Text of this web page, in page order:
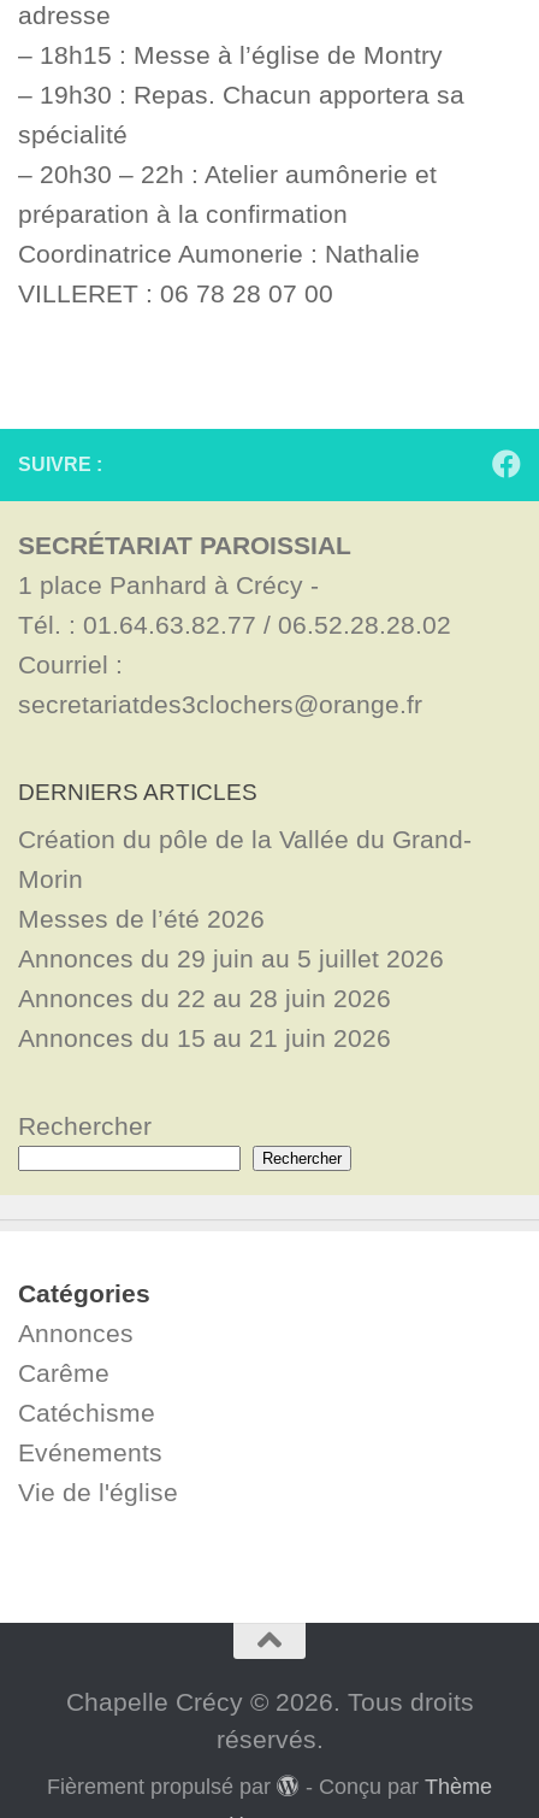
adresse
– 18h15 : Messe à l’église de Montry
– 19h30 : Repas. Chacun apportera sa
spécialité
– 20h30 – 22h : Atelier aumônerie et
préparation à la confirmation
Coordinatrice Aumonerie : Nathalie
VILLERET : 06 78 28 07 00
SUIVRE :
SECRÉTARIAT PAROISSIAL
1 place Panhard à Crécy -
Tél. : 01.64.63.82.77 / 06.52.28.28.02
Courriel :
secretariatdes3clochers@orange.fr
DERNIERS ARTICLES
Création du pôle de la Vallée du Grand-
Morin
Messes de l’été 2026
Annonces du 29 juin au 5 juillet 2026
Annonces du 22 au 28 juin 2026
Annonces du 15 au 21 juin 2026
Rechercher
Rechercher
Catégories
Annonces
Carême
Catéchisme
Evénements
Vie de l'église
Chapelle Crécy © 2026. Tous droits
réservés.
Fièrement propulsé par - Conçu par Thème